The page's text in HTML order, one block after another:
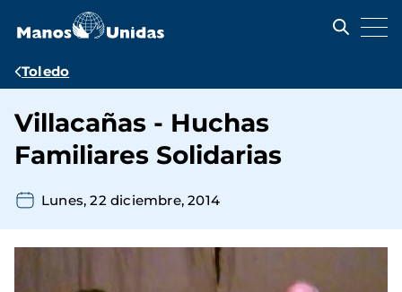
contenido
Ruta
navegación
Toledo
Villacañas - Huchas
Familiares Solidarias
Lunes, 22 diciembre, 2014